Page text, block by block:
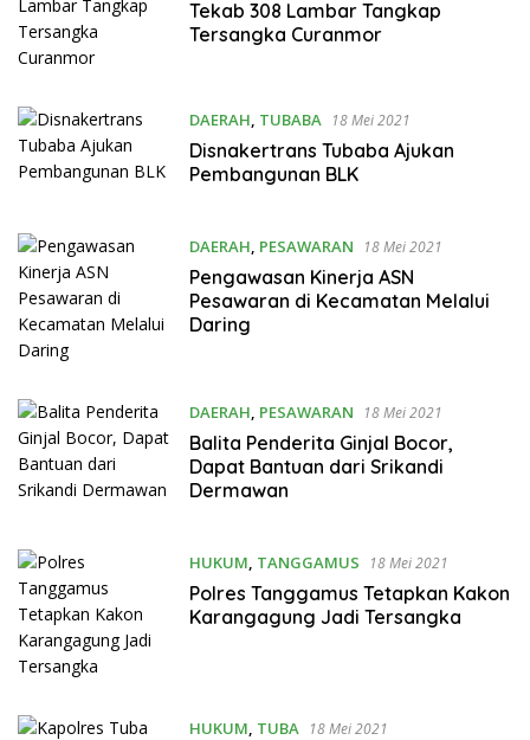
Tekab 308 Lambar Tangkap
Tersangka Curanmor
DAERAH, TUBABA 18 Mei 2021
Disnakertrans Tubaba Ajukan
Pembangunan BLK
DAERAH, PESAWARAN 18 Mei 2021
Pengawasan Kinerja ASN
Pesawaran di Kecamatan Melalui
Daring
DAERAH, PESAWARAN 18 Mei 2021
Balita Penderita Ginjal Bocor,
Dapat Bantuan dari Srikandi
Dermawan
HUKUM, TANGGAMUS 18 Mei 2021
Polres Tanggamus Tetapkan Kakon
Karangagung Jadi Tersangka
HUKUM, TUBA 18 Mei 2021